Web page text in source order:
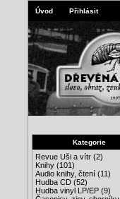
Úvod Přihlásit
Kategorie
Revue Uši a vítr (2)
Knihy (101)
Audio knihy, čtení (11)
Hudba CD (52)
Hudba vinyl LP/EP (9)